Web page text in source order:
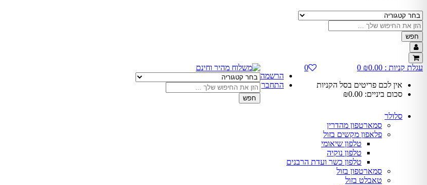
חפש
עגלת קניות : ₪0.00
0
אין לכם פריטים בסל הקניות
סכום ביניים:
₪0.00
0
הרשמה
התחבר
חפש
סלולר
סמארטפון מהדרין
פלאפון מקשים בזול
טלפון שיאומי
טלפון נוקיה
טלפון כשר ועדת הרבנים
סמארטפון בזול
טאבלט בזול